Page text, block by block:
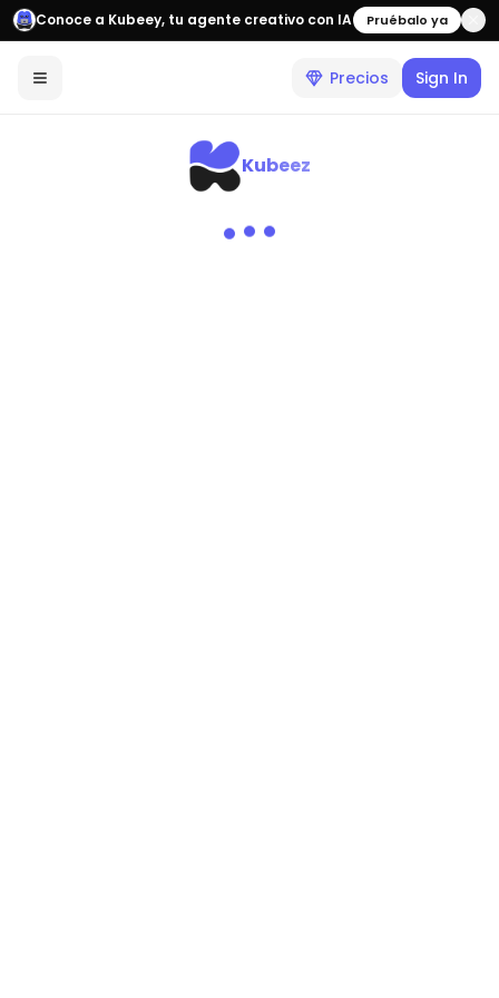
Conoce a Kubeey, tu agente creativo con IA Pruébalo ya
Precios Sign In
Kubeez